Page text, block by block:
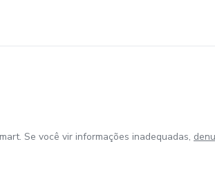
Se você vir informações inadequadas,